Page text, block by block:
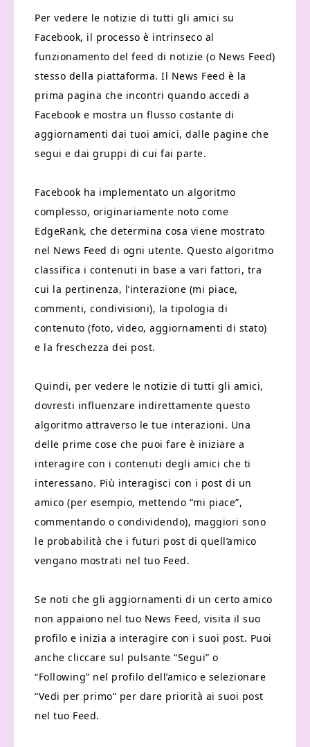
Per vedere le notizie di tutti gli amici su
Facebook, il processo è intrinseco al
funzionamento del feed di notizie (o News Feed)
stesso della piattaforma. Il News Feed è la
prima pagina che incontri quando accedi a
Facebook e mostra un flusso costante di
aggiornamenti dai tuoi amici, dalle pagine che
segui e dai gruppi di cui fai parte.
Facebook ha implementato un algoritmo
complesso, originariamente noto come
EdgeRank, che determina cosa viene mostrato
nel News Feed di ogni utente. Questo algoritmo
classifica i contenuti in base a vari fattori, tra
cui la pertinenza, l’interazione (mi piace,
commenti, condivisioni), la tipologia di
contenuto (foto, video, aggiornamenti di stato)
e la freschezza dei post.
Quindi, per vedere le notizie di tutti gli amici,
dovresti influenzare indirettamente questo
algoritmo attraverso le tue interazioni. Una
delle prime cose che puoi fare è iniziare a
interagire con i contenuti degli amici che ti
interessano. Più interagisci con i post di un
amico (per esempio, mettendo “mi piace”,
commentando o condividendo), maggiori sono
le probabilità che i futuri post di quell’amico
vengano mostrati nel tuo Feed.
Se noti che gli aggiornamenti di un certo amico
non appaiono nel tuo News Feed, visita il suo
profilo e inizia a interagire con i suoi post. Puoi
anche cliccare sul pulsante “Segui” o
“Following” nel profilo dell’amico e selezionare
“Vedi per primo” per dare priorità ai suoi post
nel tuo Feed.